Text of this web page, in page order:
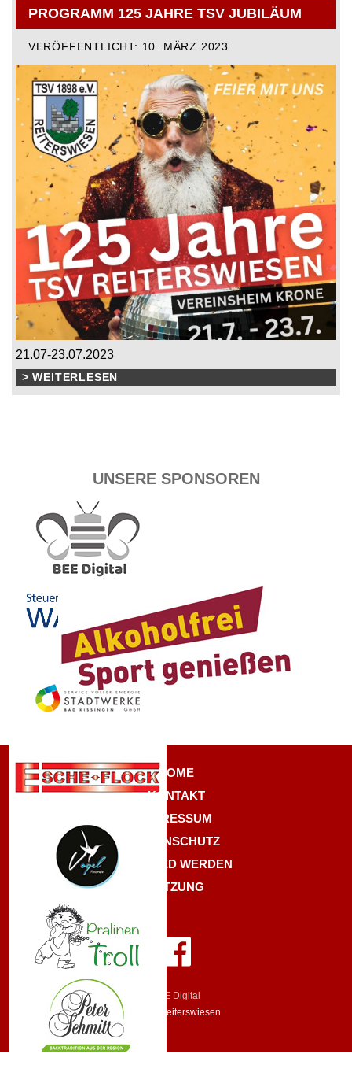
PROGRAMM 125 JAHRE TSV JUBILÄUM
VERÖFFENTLICHT: 10. MÄRZ 2023
21.07-23.07.2023
> WEITERLESEN
UNSERE SPONSOREN
HOME
KONTAKT
IMPRESSUM
DATENSCHUTZ
MITGLIED WERDEN
SATZUNG
BEE Digital
©TSV Reiterswiesen